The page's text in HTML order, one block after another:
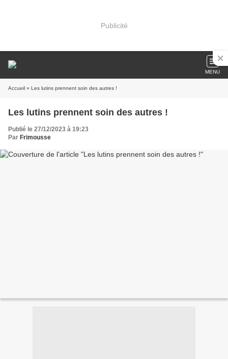
Publicité
MENU
Accueil » Les lutins prennent soin des autres !
Les lutins prennent soin des autres !
Publié le 27/12/2023 à 19:23
Par Frimousse